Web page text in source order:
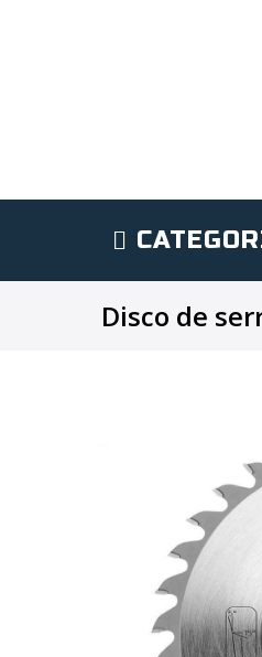
Disco de